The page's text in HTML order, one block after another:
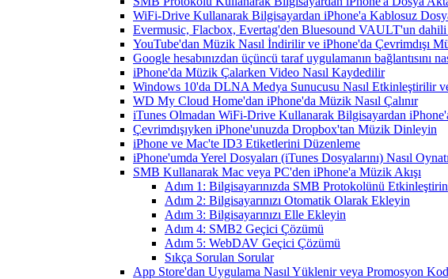
WiFi-Drive Kullanarak Bilgisayardan iPhone'a Kablosuz Dosya
Evermusic, Flacbox, Evertag'den Bluesound VAULT'un dahili
YouTube'dan Müzik Nasıl İndirilir ve iPhone'da Çevrimdışı
Google hesabınızdan üçüncü taraf uygulamanın bağlantısını
iPhone'da Müzik Çalarken Video Nasıl Kaydedilir
Windows 10'da DLNA Medya Sunucusu Nasıl Etkinleştirilir
WD My Cloud Home'dan iPhone'da Müzik Nasıl Çalınır
iTunes Olmadan WiFi-Drive Kullanarak Bilgisayardan
Çevrimdışıyken iPhone'unuzda Dropbox'tan Müzik Dinleyin
iPhone ve Mac'te ID3 Etiketlerini Düzenleme
iPhone'umda Yerel Dosyaları (iTunes Dosyalarını) Nasıl
SMB Kullanarak Mac veya PC'den iPhone'a Müzik Akışı
Adım 1: Bilgisayarınızda SMB Protokolünü Etkinleştirin
Adım 2: Bilgisayarınızı Otomatik Olarak Ekleyin
Adım 3: Bilgisayarınızı Elle Ekleyin
Adım 4: SMB2 Geçici Çözümü
Adım 5: WebDAV Geçici Çözümü
Sıkça Sorulan Sorular
App Store'dan Uygulama Nasıl Yüklenir veya Promosyon